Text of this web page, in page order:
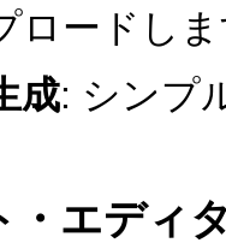
ロードし
成: シンプ
・エディ